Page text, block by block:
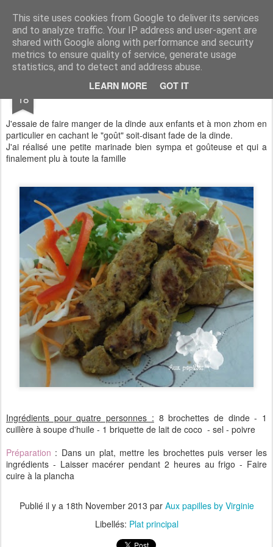
This site uses cookies from Google to deliver its services
and to analyze traffic. Your IP address and user-agent are
shared with Google along with performance and security
metrics to ensure quality of service, generate usage
statistics, and to detect and address abuse.
LEARN MORE GOT IT
Aux papilles by Virginie
18 Brochette de dinde mariné
J'essaie de faire manger de la dinde aux enfants et à mon zhom en
particulier en cachant le "goût" soit-disant fade de la dinde.
J'ai réalisé une petite marinade bien sympa et goûteuse et qui a
finalement plu à toute la famille
Ingrédients pour quatre personnes : 8 brochettes de dinde - 1
cuillère à soupe d'huile - 1 briquette de lait de coco - sel - poivre
Préparation : Dans un plat, mettre les brochettes puis verser les
ingrédients - Laisser macérer pendant 2 heures au frigo - Faire
cuire à la plancha
Publié il y a 18th November 2013 par Aux papilles by Virginie
Libellés: Plat principal